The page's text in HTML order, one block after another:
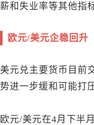
薪和失业率等其他指
欧元/美元企稳回升
美元兑主要货币目前
势进一步缓和可能打
欧元/美元在4月下半